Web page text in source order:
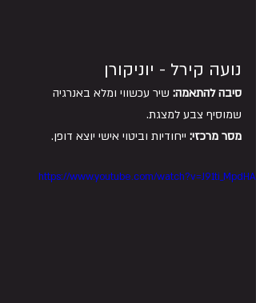
נועה קירל - יוניקורן
סיבה להתאמה: שיר עכשווי ומלא באנרגיה
שמוסיף צבע למצגת.
מסר מרכזי: ייחודיות וביטוי אישי יוצא דופן.
https://www.youtube.com/watch?v=J91ti_MpdHA